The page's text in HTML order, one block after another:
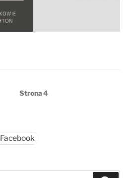
Strona4
Facebook